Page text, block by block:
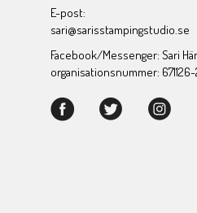
E-post:
sari@sarisstampingstudio.se
Facebook/Messenger: Sari
organisationsnummer: 671126-